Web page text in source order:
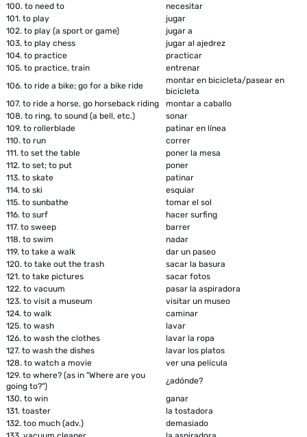
100. to need to
necesitar
101. to play
jugar
102. to play (a sport or game)
jugar a
103. to play chess
jugar al ajedrez
104. to practice
practicar
105. to practice, train
entrenar
106. to ride a bike; go for a bike ride
montar en bicicleta/pasear en
bicicleta
107. to ride a horse, go horseback riding
montar a caballo
108. to ring, to sound (a bell, etc.)
sonar
109. to rollerblade
patinar en línea
110. to run
correr
111. to set the table
poner la mesa
112. to set; to put
poner
113. to skate
patinar
114. to ski
esquiar
115. to sunbathe
tomar el sol
116. to surf
hacer surfing
117. to sweep
barrer
118. to swim
nadar
119. to take a walk
dar un paseo
120. to take out the trash
sacar la basura
121. to take pictures
sacar fotos
122. to vacuum
pasar la aspiradora
123. to visit a museum
visitar un museo
124. to walk
caminar
125. to wash
lavar
126. to wash the clothes
lavar la ropa
127. to wash the dishes
lavar los platos
128. to watch a movie
ver una película
129. to where? (as in "Where are you
going to?")
¿adónde?
130. to win
ganar
131. toaster
la tostadora
132. too much (adv.)
demasiado